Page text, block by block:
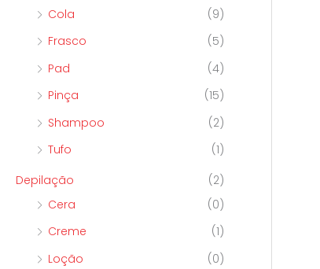
Cola
(9)
Frasco
(5)
Pad
(4)
Pinça
(15)
Shampoo
(2)
Tufo
(1)
Depilação
(2)
Cera
(0)
Creme
(1)
Loção
(0)